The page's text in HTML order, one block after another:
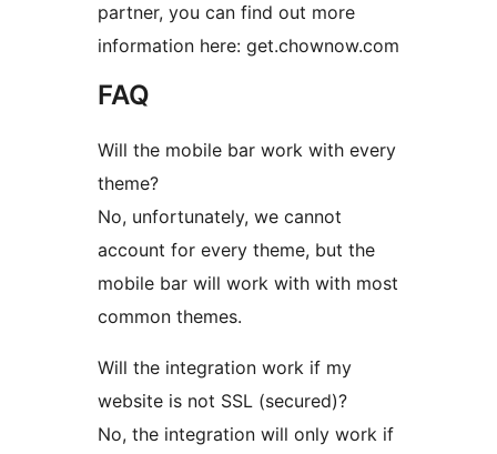
partner, you can find out more
information here: get.chownow.com
FAQ
Will the mobile bar work with every
theme?
No, unfortunately, we cannot
account for every theme, but the
mobile bar will work with with most
common themes.
Will the integration work if my
website is not SSL (secured)?
No, the integration will only work if